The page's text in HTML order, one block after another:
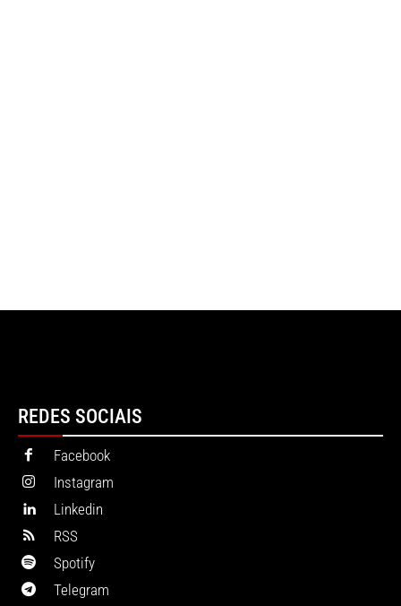
REDES SOCIAIS
Facebook
Instagram
Linkedin
RSS
Spotify
Telegram